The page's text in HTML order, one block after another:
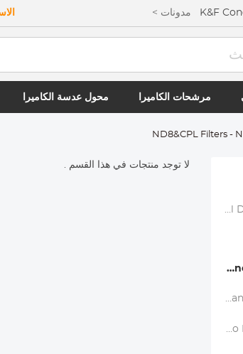
K&F مدونات >
مرشحات الكاميرا محول عدسة الكاميرا
ND8&CPL Filters -
- ND8&CPL Filters - Nano-Xcel Series
- ND2-ND32&CPL Filters - Nano-Xcel Series
- ND2-ND32&CPL Filters - Nano Dazzle Series
لا توجد منتجات في هذا القسم .